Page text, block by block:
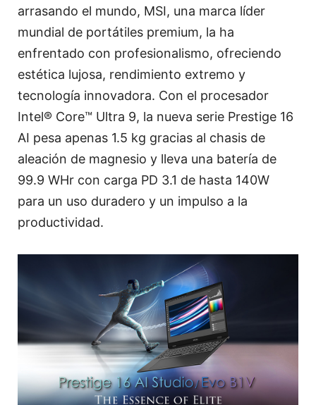
arrasando el mundo, MSI, una marca líder
mundial de portátiles premium, la ha
enfrentado con profesionalismo, ofreciendo
estética lujosa, rendimiento extremo y
tecnología innovadora. Con el procesador
Intel® Core™ Ultra 9, la nueva serie Prestige 16
AI pesa apenas 1.5 kg gracias al chasis de
aleación de magnesio y lleva una batería de
99.9 WHr con carga PD 3.1 de hasta 140W
para un uso duradero y un impulso a la
productividad.